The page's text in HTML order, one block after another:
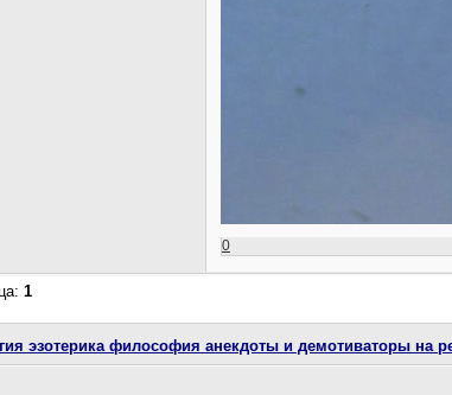
0
1
эзотерика философия анекдоты и демотиваторы на